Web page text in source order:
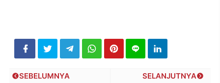
SELANJUTNYA
SEBELUMNYA